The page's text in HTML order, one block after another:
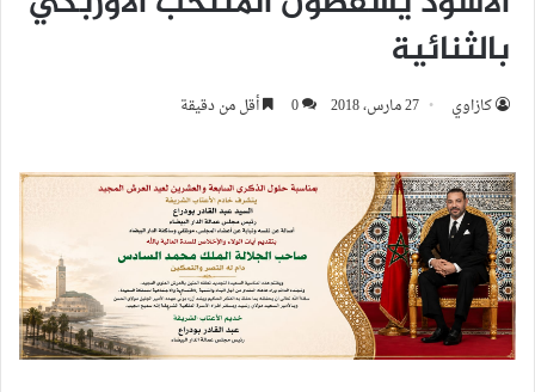
بالثنائية
كازاوي 27 مارس، 2018 0 أقل من دقيقة